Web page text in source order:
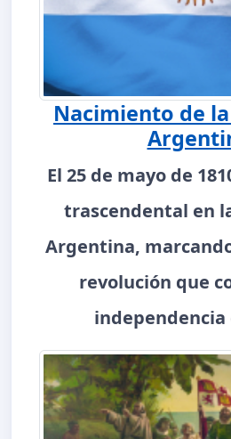
Nacimiento de
El 25 de mayo de
trascendental en
Argentina,
revolución que
independencia